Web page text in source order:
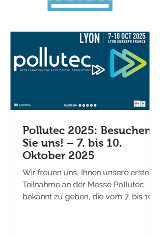
Pollutec 2025: Besuchen
Sie uns! – 7. bis 10.
Oktober 2025
Wir freuen uns, Ihnen unsere erste
Teilnahme an der Messe Pollutec
bekannt zu geben, die vom 7. bis 10.